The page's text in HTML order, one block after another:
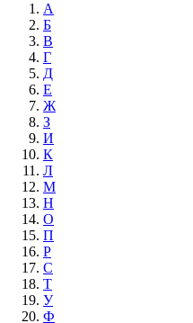
А
Б
В
Г
Д
Е
Ж
З
И
К
Л
М
Н
О
П
Р
С
Т
У
Ф